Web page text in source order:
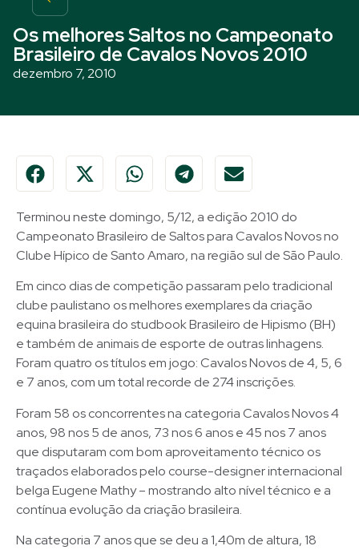
Os melhores Saltos no Campeonato
Brasileiro de Cavalos Novos 2010
dezembro 7, 2010
Terminou neste domingo, 5/12, a edição 2010 do
Campeonato Brasileiro de Saltos para Cavalos Novos no
Clube Hípico de Santo Amaro, na região sul de São Paulo.
Em cinco dias de competição passaram pelo tradicional
clube paulistano os melhores exemplares da criação
equina brasileira do studbook Brasileiro de Hipismo (BH)
e também de animais de esporte de outras linhagens.
Foram quatro os títulos em jogo: Cavalos Novos de 4, 5, 6
e 7 anos, com um total recorde de 274 inscrições.
Foram 58 os concorrentes na categoria Cavalos Novos 4
anos, 98 nos 5 de anos, 73 nos 6 anos e 45 nos 7 anos
que disputaram com bom aproveitamento técnico os
traçados elaborados pelo course-designer internacional
belga Eugene Mathy – mostrando alto nível técnico e a
contínua evolução da criação brasileira.
Na categoria 7 anos que se deu a 1,40m de altura, 18